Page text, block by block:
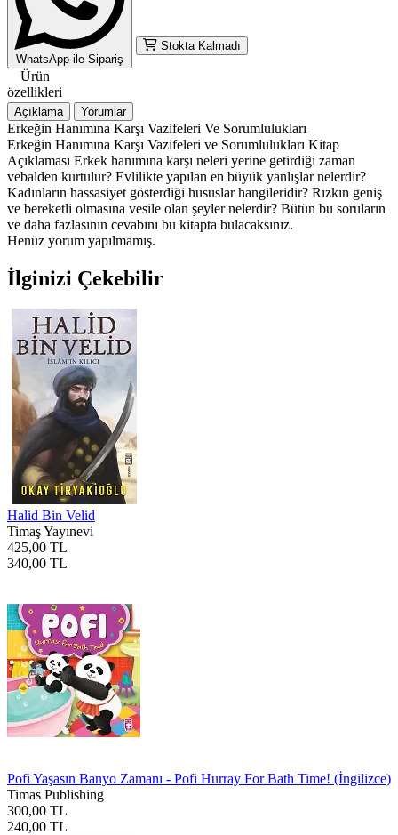
WhatsApp ile Sipariş
Stokta Kalmadı
Ürün
özellikleri
Açıklama Yorumlar
Erkeğin Hanımına Karşı Vazifeleri Ve Sorumlulukları
Erkeğin Hanımına Karşı Vazifeleri ve Sorumlulukları Kitap
Açıklaması Erkek hanımına karşı neleri yerine getirdiği zaman
vebalden kurtulur? Evlilikte yapılan en büyük yanlışlar nelerdir?
Kadınların hassasiyet gösterdiği hususlar hangileridir? Rızkın geniş
ve bereketli olmasına vesile olan şeyler nelerdir? Bütün bu soruların
ve daha fazlasının cevabını bu kitapta bulacaksınız.
Henüz yorum yapılmamış.
İlginizi Çekebilir
Halid Bin Velid
Timaş Yayınevi
425,00 TL
340,00 TL
Pofi Yaşasın Banyo Zamanı - Pofi Hurray For Bath Time! (İngilizce)
Timas Publishing
300,00 TL
240,00 TL